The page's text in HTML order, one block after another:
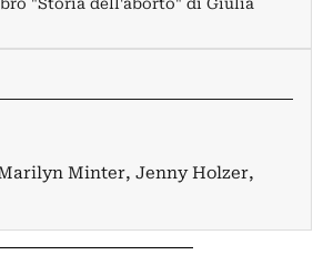
Minter, Jenny Holzer,